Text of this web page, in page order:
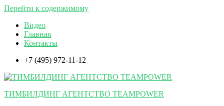
Перейти к содержимому
Видео
Главная
Контакты
+7 (495) 972-11-12
ТИМБИЛДИНГ АГЕНТСТВО TEAMPOWER